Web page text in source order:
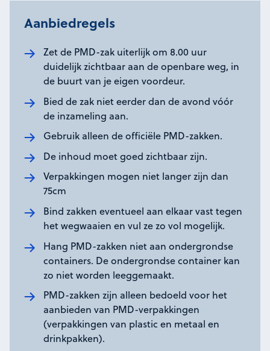
Aanbiedregels
Zet de PMD-zak uiterlijk om 8.00 uur
duidelijk zichtbaar aan de openbare weg, in
de buurt van je eigen voordeur.
Bied de zak niet eerder dan de avond vóór
de inzameling aan.
Gebruik alleen de officiële PMD-zakken.
De inhoud moet goed zichtbaar zijn.
Verpakkingen mogen niet langer zijn dan
75cm
Bind zakken eventueel aan elkaar vast tegen
het wegwaaien en vul ze zo vol mogelijk.
Hang PMD-zakken niet aan ondergrondse
containers. De ondergrondse container kan
zo niet worden leeggemaakt.
PMD-zakken zijn alleen bedoeld voor het
aanbieden van PMD-verpakkingen
(verpakkingen van plastic en metaal en
drinkpakken).